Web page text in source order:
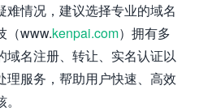
情况，建议选择专业的域名
（www.kenpai.com）拥有多
域名注册、转让、实名认证以
理服务，帮助用户快速、高效